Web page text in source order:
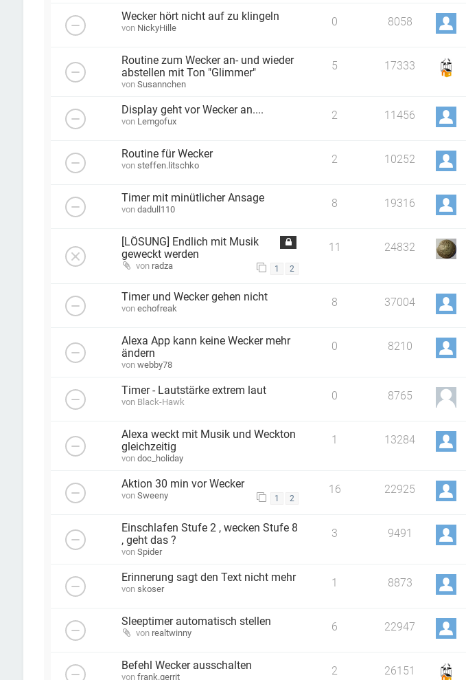
Wecker hört nicht auf zu klingeln
von NickyHille 0 8058
Routine zum Wecker an- und wieder
abstellen mit Ton "Glimmer"
von Susannchen
5 17333
Display geht vor Wecker an....
von Lemgofux 2 11456
Routine für Wecker
von steffen.litschko 2 10252
Timer mit minütlicher Ansage
von dadull110 8 19316
[LÖSUNG] Endlich mit Musik
geweckt werden
von radza 1 2
11 24832
Timer und Wecker gehen nicht
von echofreak 8 37004
Alexa App kann keine Wecker mehr
ändern
von webby78
0 8210
Timer - Lautstärke extrem laut
von Black-Hawk 0 8765
Alexa weckt mit Musik und Weckton
gleichzeitig
von doc_holiday
1 13284
Aktion 30 min vor Wecker
von Sweeny 1 2
16 22925
Einschlafen Stufe 2 , wecken Stufe 8
, geht das ?
von Spider
3 9491
Erinnerung sagt den Text nicht mehr
von skoser 1 8873
Sleeptimer automatisch stellen
von realtwinny 6 22947
Befehl Wecker ausschalten
von frank.gerrit 2 26151